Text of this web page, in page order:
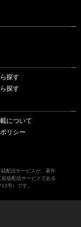
探す
探す
について
リシー
配信サービスが、著作
版配信サービスである
号）です。